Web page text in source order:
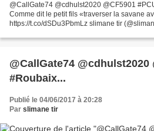
@CallGate74 @cdhulst2020 @CF5901
Comme dit le petit fils «traverser la savane
https://t.co/dSDu3PbmLz slimane tir
Comme dit...
@CallGate74 @cdhulst2020
#Roubaix...
Publié le 04/06/2017 à 20:28
Par slimane tir